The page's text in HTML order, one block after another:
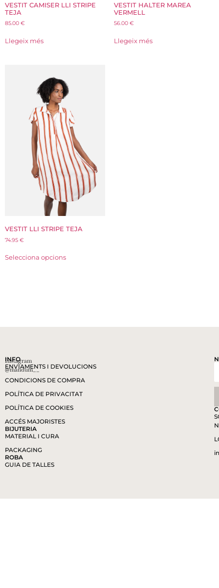
VESTIT CAMISER LLI STRIPE
TEJA
85.00 €
Llegeix més
VESTIT HALTER MAREA
VERMELL
56.00 €
Llegeix més
VESTIT LLI STRIPE TEJA
74.95 €
Selecciona opcions
Instagram
@mandum__
INFO
ENVIAMENTS I DEVOLUCIONS
CONDICIONS DE COMPRA
POLÍTICA DE PRIVACITAT
POLÍTICA DE COOKIES
ACCÉS MAJORISTES
BIJUTERIA
MATERIAL I CURA
PACKAGING
ROBA
GUIA DE TALLES